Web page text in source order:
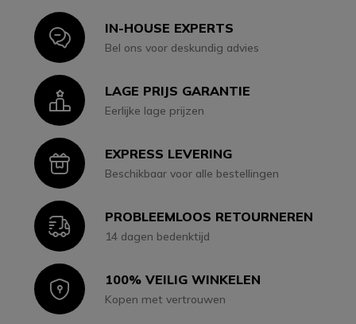
IconIN-HOUSE EXPERTS
Bel ons voor deskundig advies
IconLAGE PRIJS GARANTIE
Eerlijke lage prijzen
IconEXPRESS LEVERING
Beschikbaar voor alle bestellingen
IconPROBLEEMLOOS RETOURNEREN
14 dagen bedenktijd
Icon100% VEILIG WINKELEN
Kopen met vertrouwen